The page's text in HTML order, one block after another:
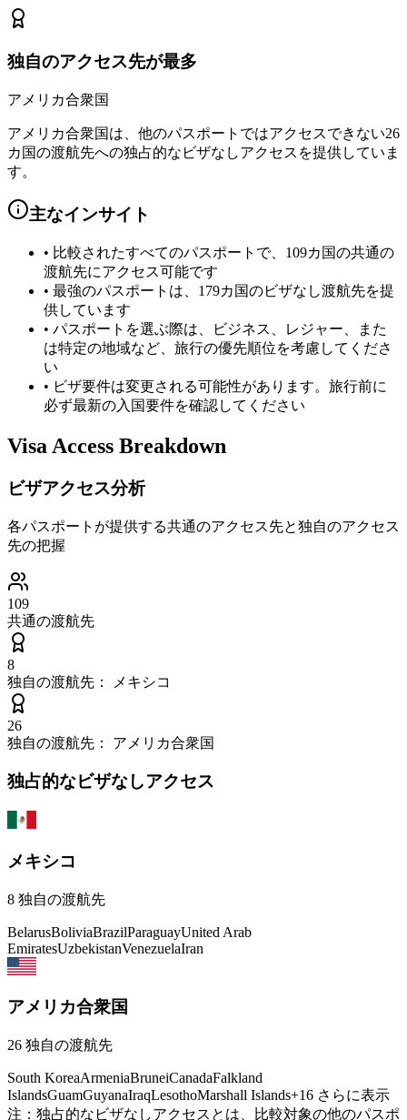
独自のアクセス先が最多
アメリカ合衆国
アメリカ合衆国は、他のパスポートではアクセスできない26
カ国の渡航先への独占的なビザなしアクセスを提供していま
す。
主なインサイト
• 比較されたすべてのパスポートで、109カ国の共通の
渡航先にアクセス可能です
• 最強のパスポートは、179カ国のビザなし渡航先を提
供しています
• パスポートを選ぶ際は、ビジネス、レジャー、また
は特定の地域など、旅行の優先順位を考慮してくださ
い
• ビザ要件は変更される可能性があります。旅行前に
必ず最新の入国要件を確認してください
Visa Access Breakdown
ビザアクセス分析
各パスポートが提供する共通のアクセス先と独自のアクセス
先の把握
109
共通の渡航先
8
独自の渡航先：
メキシコ
26
独自の渡航先：
アメリカ合衆国
独占的なビザなしアクセス
メキシコ
8 独自の渡航先
BelarusBoliviaBrazilParaguayUnited Arab
EmiratesUzbekistanVenezuelaIran
アメリカ合衆国
26 独自の渡航先
South KoreaArmeniaBruneiCanadaFalkland
IslandsGuamGuyanaIraqLesothoMarshall Islands+16 さらに表示
注：独占的なビザなしアクセスとは、比較対象の他のパスポ